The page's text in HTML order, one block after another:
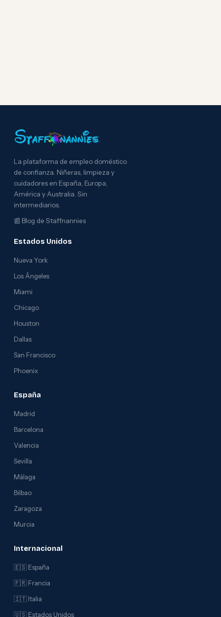
La plataforma de empleo doméstico
de confianza. Niñeras, limpieza y
cuidadores en España, Europa,
América y Australia. Sin
intermediarios.
📰 Blog de Staffnannies
Estados Unidos
Nueva York
Los Ángeles
Miami
Chicago
Houston
Dallas
San Francisco
Phoenix
España
Madrid
Barcelona
Valencia
Sevilla
Málaga
Bilbao
Zaragoza
Murcia
Internacional
🇪🇸 España
🇫🇷 Francia
🇮🇹 Italia
🇺🇸 Estados Unidos